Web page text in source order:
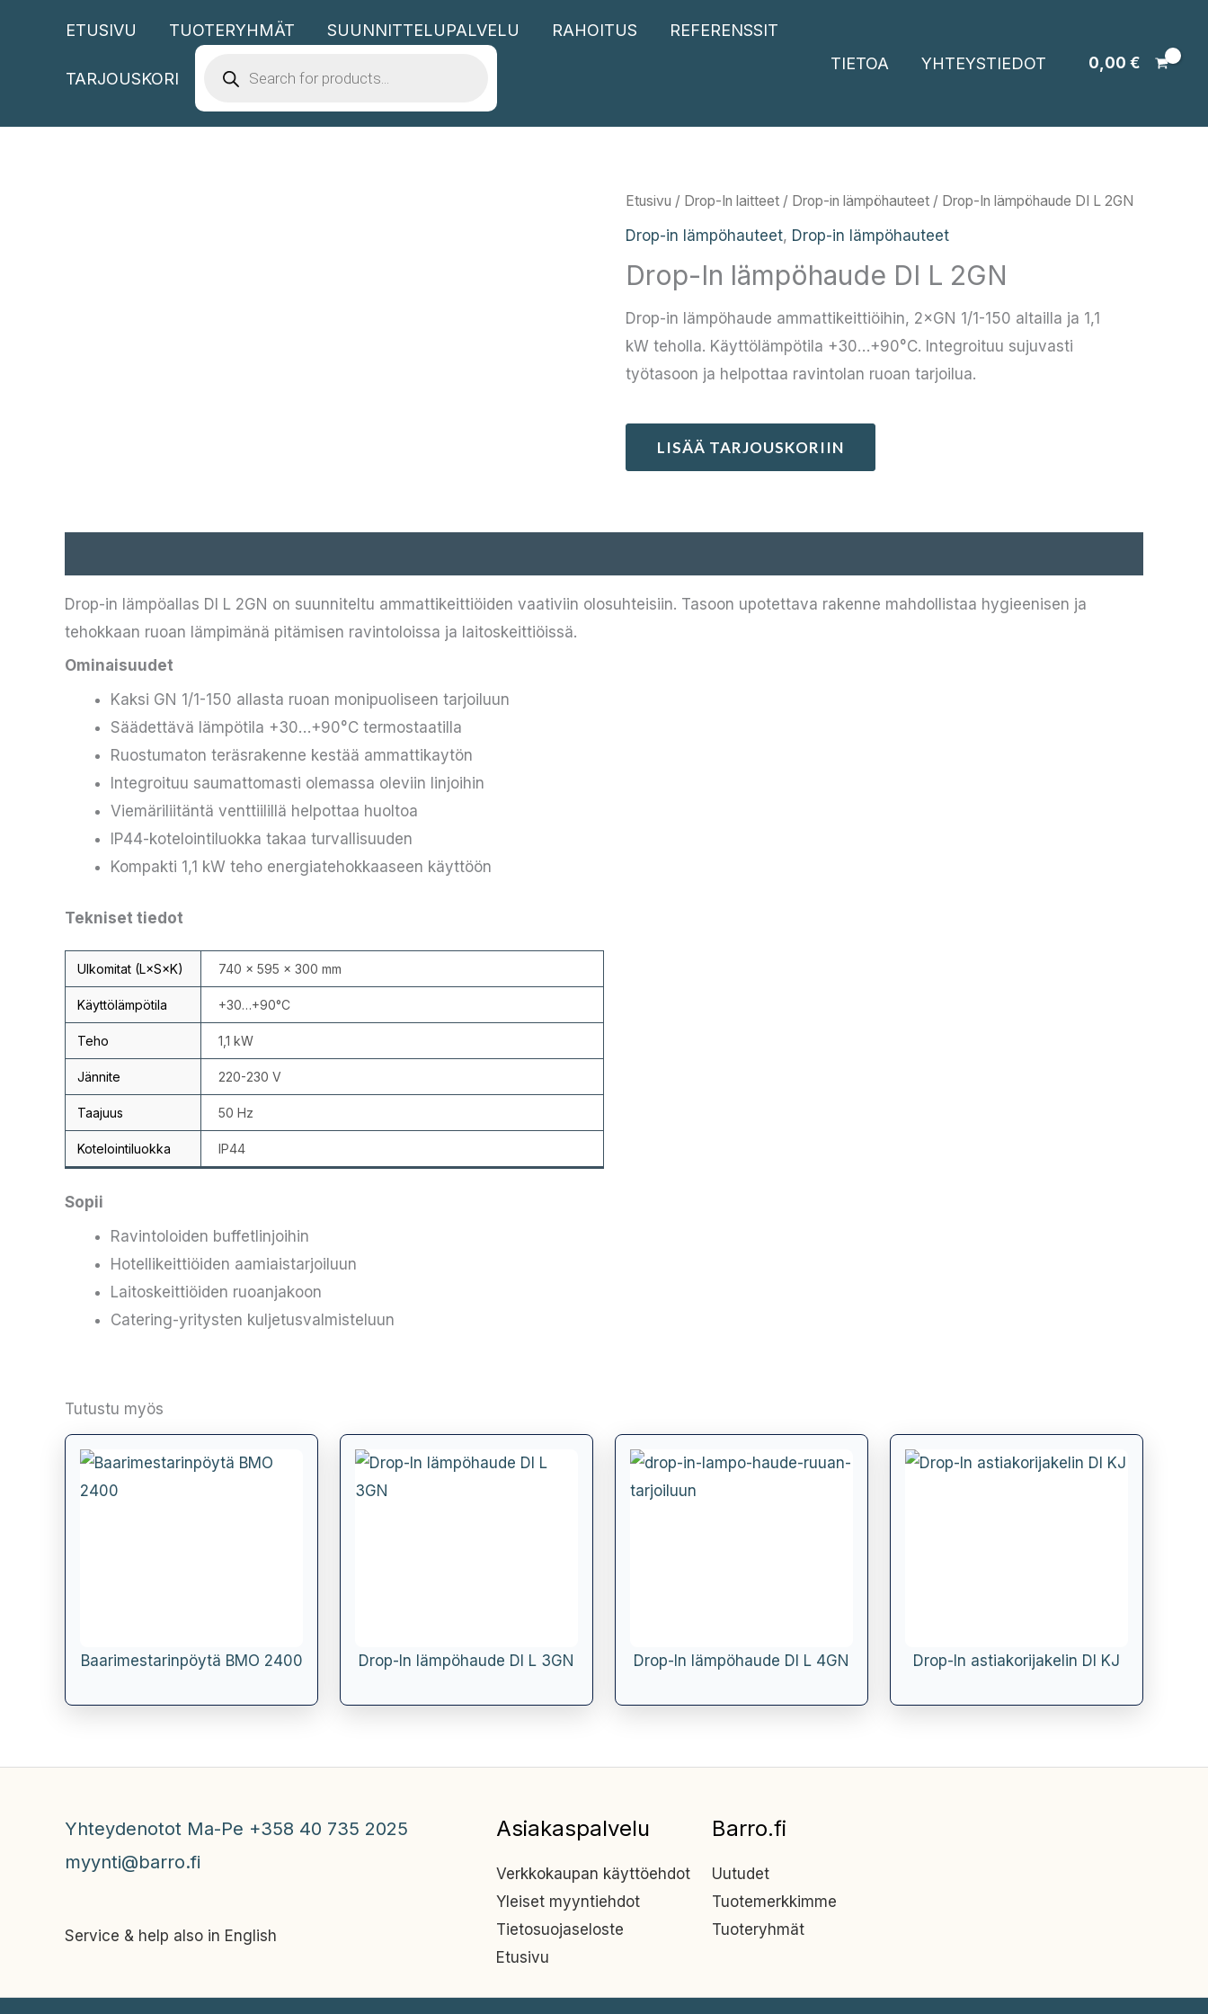
ETUSIVU TUOTERYHMÄT SUUNNITTELUPALVELU RAHOITUS REFERENSSIT
TARJOUSKORI
SEARCH
TIETOA YHTEYSTIEDOT 0,00 €
Etusivu / Drop-In laitteet / Drop-in lämpöhauteet / Drop-In lämpöhaude DI L 2GN
Drop-in lämpöhauteet, Drop-in lämpöhauteet
Drop-In lämpöhaude DI L 2GN
Drop-in lämpöhaude ammattikeittiöihin, 2×GN 1/1-150 altailla ja 1,1
kW teholla. Käyttölämpötila +30…+90°C. Integroituu sujuvasti
työtasoon ja helpottaa ravintolan ruoan tarjoilua.
LISÄÄ TARJOUSKORIIN
Drop-in lämpöallas DI L 2GN on suunniteltu ammattikeittiöiden vaativiin olosuhteisiin. Tasoon upotettava rakenne mahdollistaa hygieenisen ja
tehokkaan ruoan lämpimänä pitämisen ravintoloissa ja laitoskeittiöissä.
Ominaisuudet
Kaksi GN 1/1-150 allasta ruoan monipuoliseen tarjoiluun
Säädettävä lämpötila +30…+90°C termostaatilla
Ruostumaton teräsrakenne kestää ammattikaytön
Integroituu saumattomasti olemassa oleviin linjoihin
Viemäriliitäntä venttiilillä helpottaa huoltoa
IP44-kotelointiluokka takaa turvallisuuden
Kompakti 1,1 kW teho energiatehokkaaseen käyttöön
Tekniset tiedot
Ulkomitat (L×S×K) 740 × 595 × 300 mm
Käyttölämpötila +30…+90°C
Teho 1,1 kW
Jännite 220-230 V
Taajuus 50 Hz
Kotelointiluokka IP44
Sopii
Ravintoloiden buffetlinjoihin
Hotellikeittiöiden aamiaistarjoiluun
Laitoskeittiöiden ruoanjakoon
Catering-yritysten kuljetusvalmisteluun
Tutustu myös
Baarimestarinpöytä BMO 2400 Drop-In lämpöhaude DI L 3GN Drop-In lämpöhaude DI L 4GN Drop-In astiakorijakelin DI KJ
Yhteydenotot Ma-Pe +358 40 735 2025
myynti@barro.fi
Service & help also in English
Asiakaspalvelu
Verkkokaupan käyttöehdot
Yleiset myyntiehdot
Tietosuojaseloste
Etusivu
Barro.fi
Uutudet
Tuotemerkkimme
Tuoteryhmät